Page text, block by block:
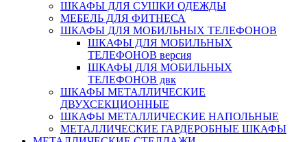
ШКАФЫ ДЛЯ СУШКИ ОДЕЖДЫ
МЕБЕЛЬ ДЛЯ ФИТНЕСА
ШКАФЫ ДЛЯ МОБИЛЬНЫХ ТЕЛЕФОНОВ
ШКАФЫ ДЛЯ МОБИЛЬНЫХ
ТЕЛЕФОНОВ версия
ШКАФЫ ДЛЯ МОБИЛЬНЫХ
ТЕЛЕФОНОВ двк
ШКАФЫ МЕТАЛЛИЧЕСКИЕ
ДВУХСЕКЦИОННЫЕ
ШКАФЫ МЕТАЛЛИЧЕСКИЕ НАПОЛЬНЫЕ
МЕТАЛЛИЧЕСКИЕ ГАРДЕРОБНЫЕ ШКАФЫ